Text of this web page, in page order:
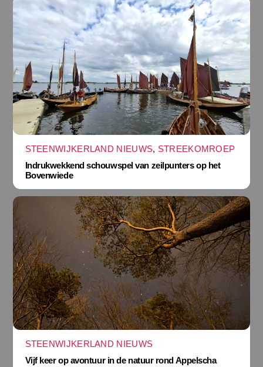
STEENWIJKERLAND NIEUWS, STREEKOMROEP
Indrukwekkend schouwspel van zeilpunters op het
Bovenwiede
STEENWIJKERLAND NIEUWS
Vijf keer op avontuur in de natuur rond Appelscha